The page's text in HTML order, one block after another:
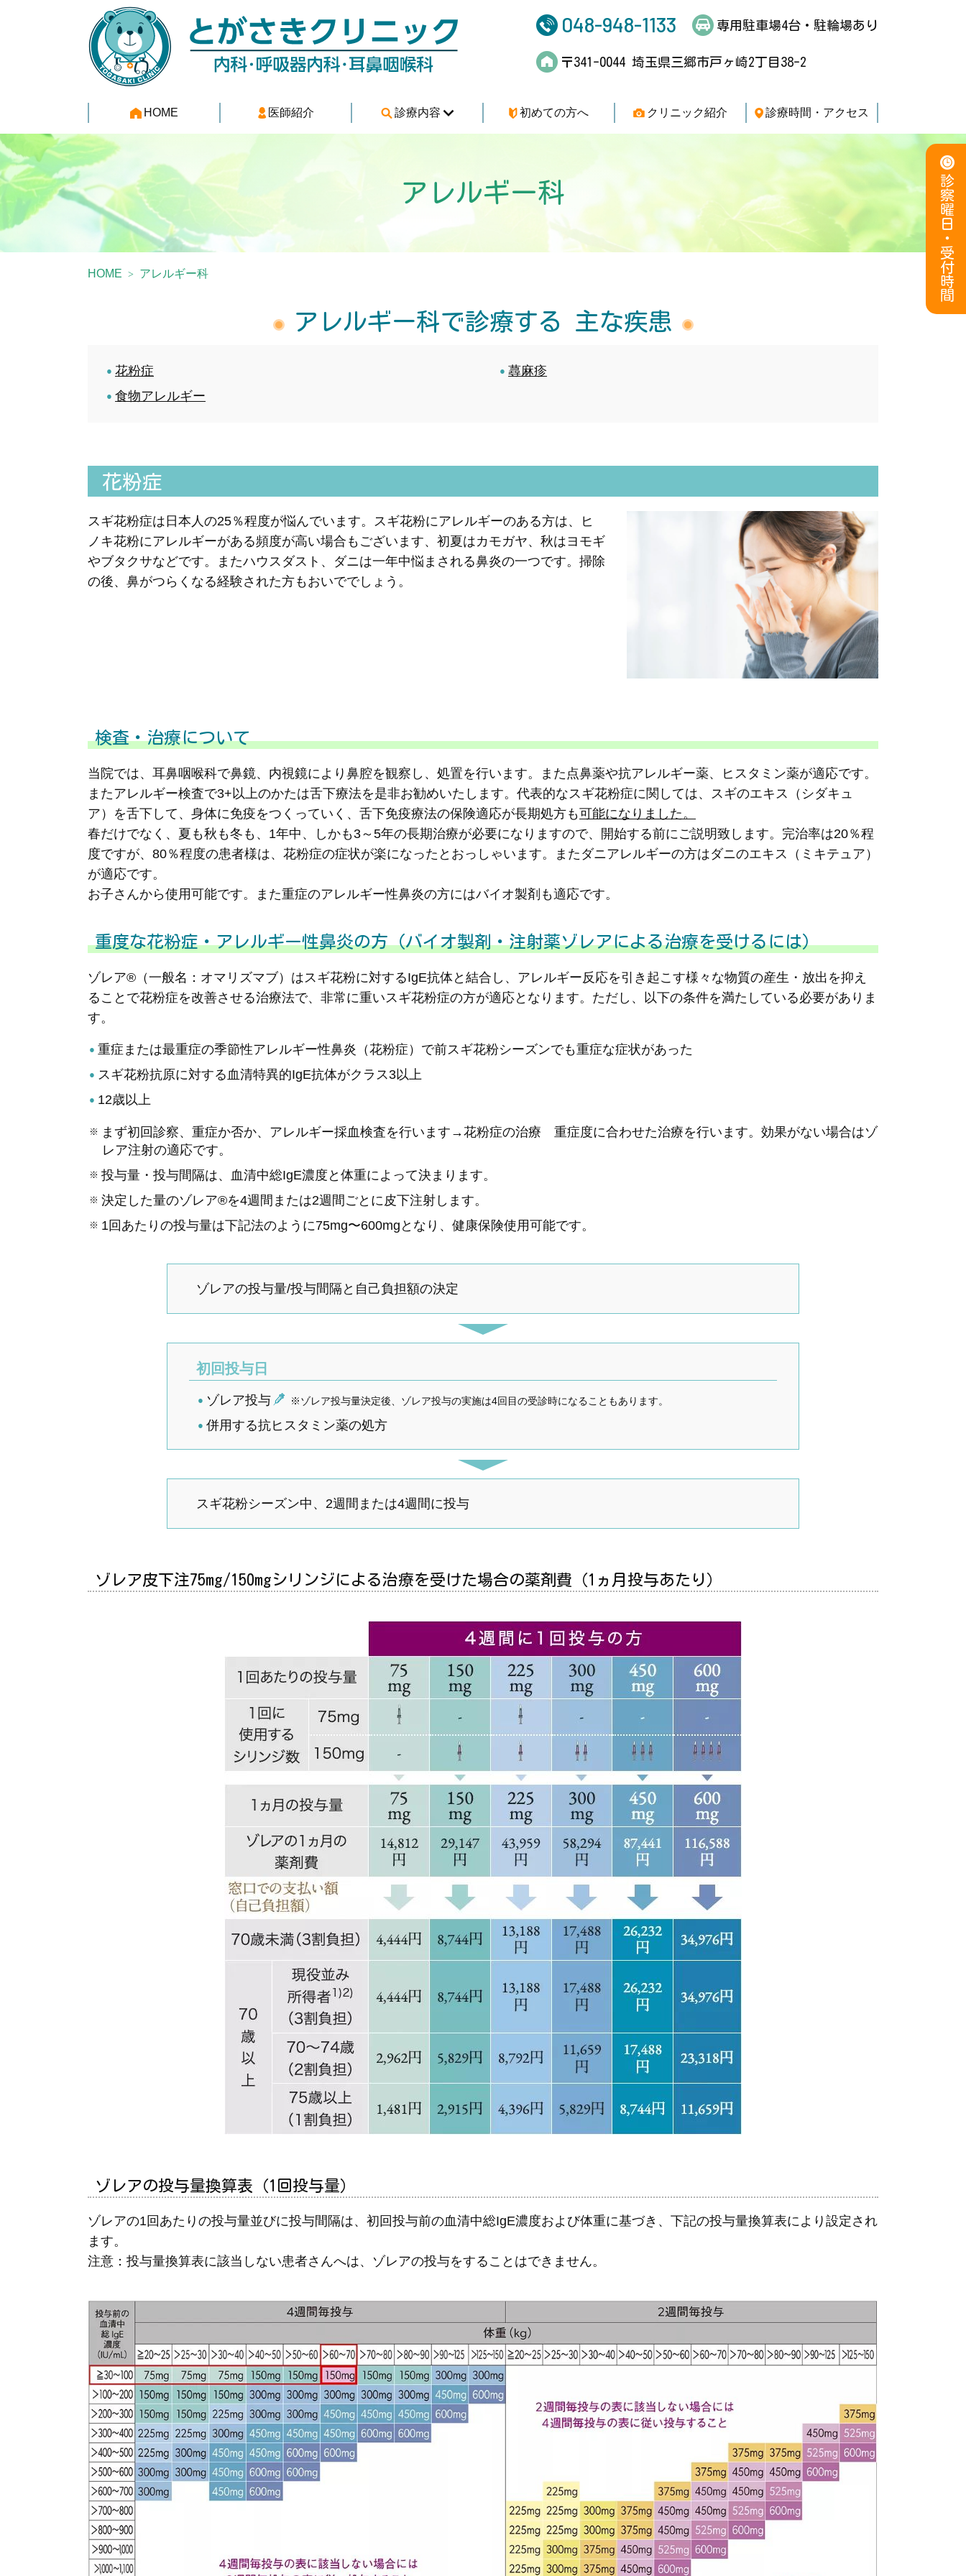
048-948-1133 専用駐車場4台・駐輪場あり
〒341-0044 埼玉県三郷市戸ヶ崎2丁目38-2
HOME 医師紹介 診療内容 初めての方へ クリニック紹介 診療時間・アクセス
アレルギー科
HOME アレルギー科
アレルギー科で診療する 主な疾患
花粉症
蕁麻疹
食物アレルギー
花粉症
スギ花粉症は日本人の25％程度が悩んでいます。スギ花粉にアレルギーのある方は、ヒ
ノキ花粉にアレルギーがある頻度が高い場合もございます、初夏はカモガヤ、秋はヨモギ
やブタクサなどです。またハウスダスト、ダニは一年中悩まされる鼻炎の一つです。掃除
の後、鼻がつらくなる経験された方もおいででしょう。
検査・治療について
当院では、耳鼻咽喉科で鼻鏡、内視鏡により鼻腔を観察し、処置を行います。また点鼻薬や抗アレルギー薬、ヒスタミン薬が適応です。
またアレルギー検査で3+以上のかたは舌下療法を是非お勧めいたします。代表的なスギ花粉症に関しては、スギのエキス（シダキュ
ア）を舌下して、身体に免疫をつくっていく、舌下免疫療法の保険適応が長期処方も可能になりました。
春だけでなく、夏も秋も冬も、1年中、しかも3～5年の長期治療が必要になりますので、開始する前にご説明致します。完治率は20％程
度ですが、80％程度の患者様は、花粉症の症状が楽になったとおっしゃいます。またダニアレルギーの方はダニのエキス（ミキテュア）
が適応です。
お子さんから使用可能です。また重症のアレルギー性鼻炎の方にはバイオ製剤も適応です。
重度な花粉症・アレルギー性鼻炎の方（バイオ製剤・注射薬ゾレアによる治療を受けるには）
ゾレア®（一般名：オマリズマブ）はスギ花粉に対するIgE抗体と結合し、アレルギー反応を引き起こす様々な物質の産生・放出を抑え
ることで花粉症を改善させる治療法で、非常に重いスギ花粉症の方が適応となります。ただし、以下の条件を満たしている必要がありま
す。
重症または最重症の季節性アレルギー性鼻炎（花粉症）で前スギ花粉シーズンでも重症な症状があった
スギ花粉抗原に対する血清特異的IgE抗体がクラス3以上
12歳以上
まず初回診察、重症か否か、アレルギー採血検査を行います→花粉症の治療 重症度に合わせた治療を行います。効果がない場合はゾ
レア注射の適応です。
投与量・投与間隔は、血清中総IgE濃度と体重によって決まります。
決定した量のゾレア®を4週間または2週間ごとに皮下注射します。
1回あたりの投与量は下記法のように75mg〜600mgとなり、健康保険使用可能です。
ゾレアの投与量/投与間隔と自己負担額の決定
初回投与日
ゾレア投与 ※ゾレア投与量決定後、ゾレア投与の実施は4回目の受診時になることもあります。
併用する抗ヒスタミン薬の処方
スギ花粉シーズン中、2週間または4週間に投与
ゾレア皮下注75mg/150mgシリンジによる治療を受けた場合の薬剤費（1ヵ月投与あたり）
ゾレアの投与量換算表（1回投与量）
ゾレアの1回あたりの投与量並びに投与間隔は、初回投与前の血清中総IgE濃度および体重に基づき、下記の投与量換算表により設定され
ます。
注意：投与量換算表に該当しない患者さんへは、ゾレアの投与をすることはできません。